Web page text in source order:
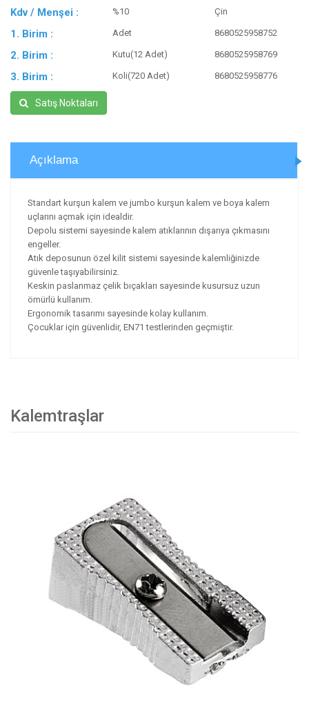
Kdv / Menşei : %10 Çin
1. Birim : Adet 8680525958752
2. Birim : Kutu(12 Adet) 8680525958769
3. Birim : Koli(720 Adet) 8680525958776
Satış Noktaları
Açıklama
Standart kurşun kalem ve jumbo kurşun kalem ve boya kalem
uçlarını açmak için idealdir.
Depolu sistemi sayesinde kalem atıklarının dışarıya çıkmasını
engeller.
Atık deposunun özel kilit sistemi sayesinde kalemliğinizde
güvenle taşıyabilirsiniz.
Keskin paslanmaz çelik bıçakları sayesinde kusursuz uzun
ömürlü kullanım.
Ergonomik tasarımı sayesinde kolay kullanım.
Çocuklar için güvenlidir, EN71 testlerinden geçmiştir.
Kalemtraşlar